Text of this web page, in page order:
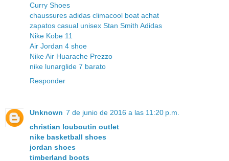
Curry Shoes
chaussures adidas climacool boat achat
zapatos casual unisex Stan Smith Adidas
Nike Kobe 11
Air Jordan 4 shoe
Nike Air Huarache Prezzo
nike lunarglide 7 barato
Responder
Unknown 7 de junio de 2016 a las 11:20 p.m.
christian louboutin outlet
nike basketball shoes
jordan shoes
timberland boots